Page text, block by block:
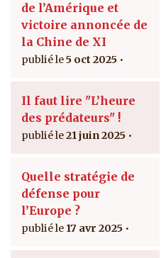
de l’Amérique et
victoire annoncée de
la Chine de XI
5 oct 2025
Il faut lire "L’heure
des prédateurs" !
21 juin 2025
Quelle stratégie de
défense pour
l’Europe ?
17 avr 2025